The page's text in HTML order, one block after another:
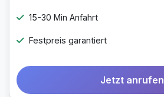
15-30 Min Anfahrt
Festpreis garantiert
Jetzt anrufen